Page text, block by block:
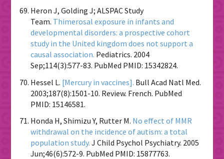
Heron J, Golding J; ALSPAC Study
Team. Thimerosal exposure in infants and
developmental disorders: a prospective cohort
study in the United kingdom does not support a
causal association. Pediatrics. 2004
Sep;114(3):577-83. PubMed PMID: 15342824.
Hessel L. [Mercury in vaccines]. Bull Acad Natl Med.
2003;187(8):1501-10. Review. French. PubMed
PMID: 15146581.
Honda H, Shimizu Y, Rutter M. No effect of MMR
withdrawal on the incidence of autism: a total
population study. J Child Psychol Psychiatry. 2005
Jun;46(6):572-9. PubMed PMID: 15877763.